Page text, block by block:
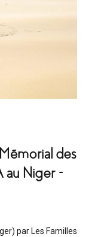
des
au Niger –
par Les Familles